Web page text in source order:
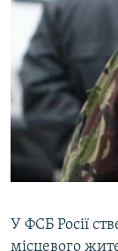
ВСЕ ЗА ДЕНЬ
СПЕЦПРОЕКТИ
ДЕПОРТАЦІЯ
ВІДЕОУРОКИ
СВІДЧЕННЯ
УКРАЇНСЬКА
ЯК ОБІЙТИ
Русский
Qırımtatar
У ФСБ Росії
місцевого